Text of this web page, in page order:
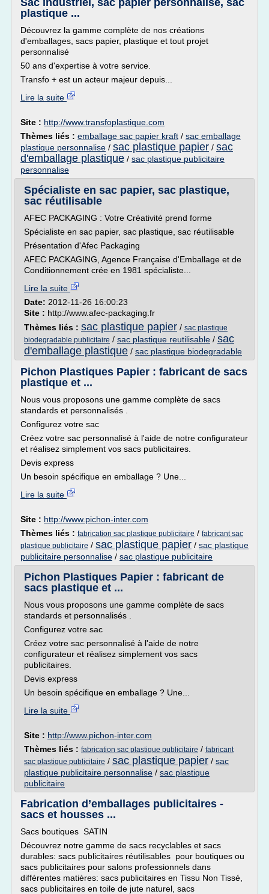
Sac industriel, sac papier personnalisé, sac
plastique ...
Découvrez la gamme complète de nos créations
d'emballages, sacs papier, plastique et tout projet
personnalisé
50 ans d'expertise à votre service.
Transfo + est un acteur majeur depuis...
Lire la suite
Site : http://www.transfoplastique.com
Thèmes liés : emballage sac papier kraft / sac emballage
plastique personnalise / sac plastique papier / sac
d'emballage plastique / sac plastique publicitaire
personnalise
Spécialiste en sac papier, sac plastique,
sac réutilisable
AFEC PACKAGING : Votre Créativité prend forme
Spécialiste en sac papier, sac plastique, sac réutilisable
Présentation d'Afec Packaging
AFEC PACKAGING, Agence Française d'Emballage et de
Conditionnement crée en 1981 spécialiste...
Lire la suite
Date: 2012-11-26 16:00:23
Site : http://www.afec-packaging.fr
Thèmes liés : sac plastique papier / sac plastique
biodegradable publicitaire / sac plastique reutilisable / sac
d'emballage plastique / sac plastique biodegradable
Pichon Plastiques Papier : fabricant de sacs
plastique et ...
Nous vous proposons une gamme complète de sacs
standards et personnalisés .
Configurez votre sac
Créez votre sac personnalisé à l'aide de notre configurateur
et réalisez simplement vos sacs publicitaires.
Devis express
Un besoin spécifique en emballage ? Une...
Lire la suite
Site : http://www.pichon-inter.com
Thèmes liés : fabrication sac plastique publicitaire / fabricant sac
plastique publicitaire / sac plastique papier / sac plastique
publicitaire personnalise / sac plastique publicitaire
Pichon Plastiques Papier : fabricant de
sacs plastique et ...
Nous vous proposons une gamme complète de sacs
standards et personnalisés .
Configurez votre sac
Créez votre sac personnalisé à l'aide de notre
configurateur et réalisez simplement vos sacs
publicitaires.
Devis express
Un besoin spécifique en emballage ? Une...
Lire la suite
Site : http://www.pichon-inter.com
Thèmes liés : fabrication sac plastique publicitaire / fabricant
sac plastique publicitaire / sac plastique papier / sac
plastique publicitaire personnalise / sac plastique
publicitaire
Fabrication d’emballages publicitaires -
sacs et housses ...
Sacs boutiques SATIN
Découvrez notre gamme de sacs recyclables et sacs
durables: sacs publicitaires réutilisables pour boutiques ou
sacs publicitaires pour salons professionnels dans
différentes matières: sacs publicitaires en Tissu Non Tissé,
sacs publicitaires en toile de jute naturel, sacs